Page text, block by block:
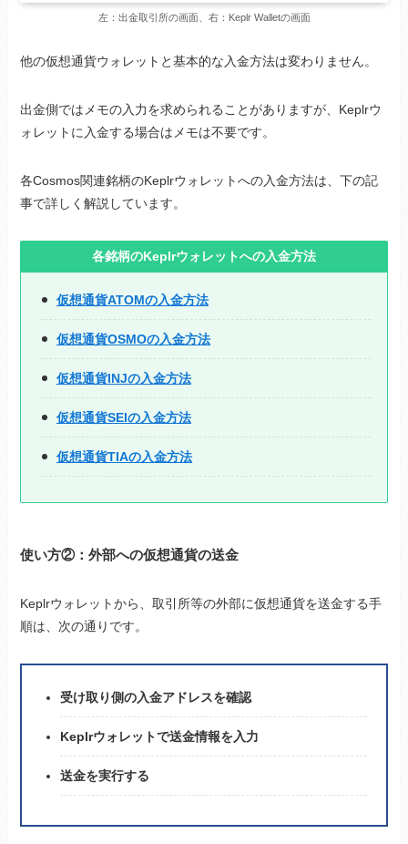
左：出金取引所の画面、右：Keplr Walletの画面
他の仮想通貨ウォレットと基本的な入金方法は変わりません。
出金側ではメモの入力を求められることがありますが、Keplrウ
ォレットに入金する場合はメモは不要です。
各Cosmos関連銘柄のKeplrウォレットへの入金方法は、下の記
事で詳しく解説しています。
各銘柄のKeplrウォレットへの入金方法
仮想通貨ATOMの入金方法
仮想通貨OSMOの入金方法
仮想通貨INJの入金方法
仮想通貨SEIの入金方法
仮想通貨TIAの入金方法
使い方②：外部への仮想通貨の送金
Keplrウォレットから、取引所等の外部に仮想通貨を送金する手
順は、次の通りです。
受け取り側の入金アドレスを確認
Keplrウォレットで送金情報を入力
送金を実行する